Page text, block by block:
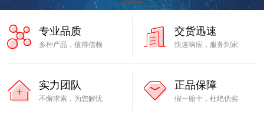
专业品质
多种产品，值得信赖
交货迅速
快速响应，服务到家
实力团队
不懈求索，为您解忧
正品保障
假一赔十，杜绝伪劣